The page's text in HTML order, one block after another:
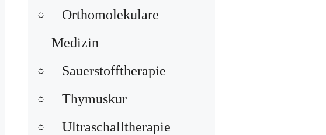
Orthomolekulare
Medizin
Sauerstofftherapie
Thymuskur
Ultraschalltherapie